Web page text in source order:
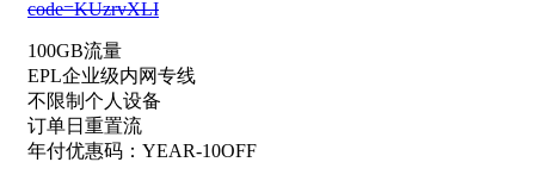
code=KUzrvXLI
100GB流量
EPL企业级内网专线
不限制个人设备
订单日重置流
年付优惠码：YEAR-10OFF